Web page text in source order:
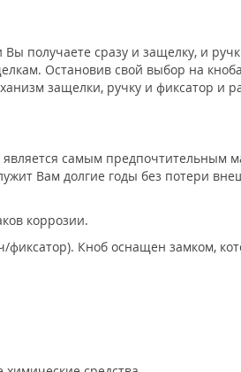
получаете сразу и защелку, и
Остановив свой выбор на
защелки, ручку и фиксатор и
самым предпочтительным
Вам долгие годы без потери
коррозии.
Кноб оснащен замком,